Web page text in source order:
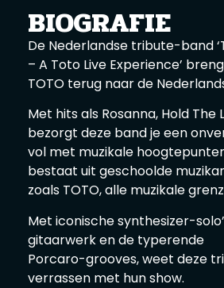
BIOGRAFIE
De Nederlandse tribute-band
– A Toto Live Experience’
TOTO terug naar de
Met hits als Rosanna, Hold The
bezorgt deze band je een
vol met muzikale
bestaat uit geschoolde
zoals TOTO, alle muzikale
Met iconische synthesizer-
gitaarwerk en de typerende
Porcaro-grooves, weet deze
verrassen met hun show.